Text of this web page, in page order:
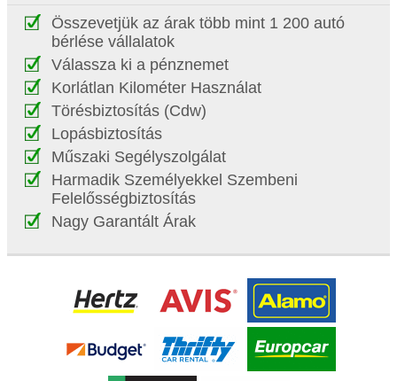
Összevetjük az árak több mint 1 200 autó
bérlése vállalatok
Válassza ki a pénznemet
Korlátlan Kilométer Használat
Törésbiztosítás (Cdw)
Lopásbiztosítás
Műszaki Segélyszolgálat
Harmadik Személyekkel Szembeni
Felelősségbiztosítás
Nagy Garantált Árak